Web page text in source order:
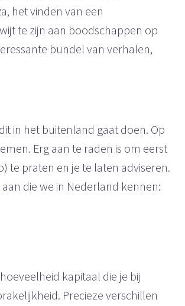
het vinden van een
te zijn aan boodschappen op
bundel van verhalen,
in het buitenland gaat doen. Op
Erg aan te raden is om eerst
te praten en je te laten adviseren.
die we in Nederland kennen:
kapitaal die je bij
Precieze verschillen